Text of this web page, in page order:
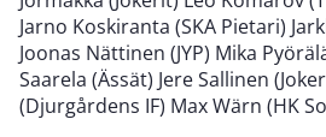
Jarno Koskiranta (SKA Pietari)
Joonas Nättinen (JYP) Mika
Saarela (Ässät) Jere Sallinen
(Djurgårdens IF) Max Wärn (HK